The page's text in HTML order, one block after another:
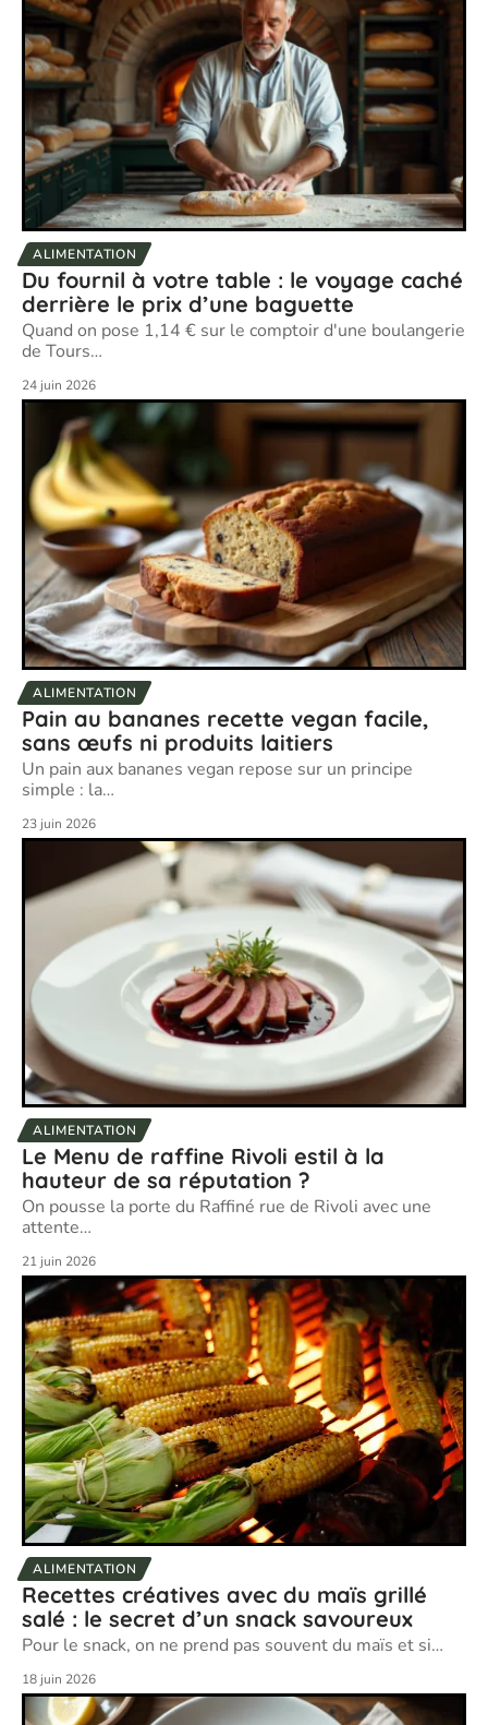
ALIMENTATION
Du fournil à votre table : le voyage caché
derrière le prix d’une baguette
Quand on pose 1,14 € sur le comptoir d'une boulangerie
de Tours…
24 juin 2026
ALIMENTATION
Pain au bananes recette vegan facile,
sans œufs ni produits laitiers
Un pain aux bananes vegan repose sur un principe
simple : la…
23 juin 2026
ALIMENTATION
Le Menu de raffine Rivoli estil à la
hauteur de sa réputation ?
On pousse la porte du Raffiné rue de Rivoli avec une
attente…
21 juin 2026
ALIMENTATION
Recettes créatives avec du maïs grillé
salé : le secret d’un snack savoureux
Pour le snack, on ne prend pas souvent du maïs et si…
18 juin 2026